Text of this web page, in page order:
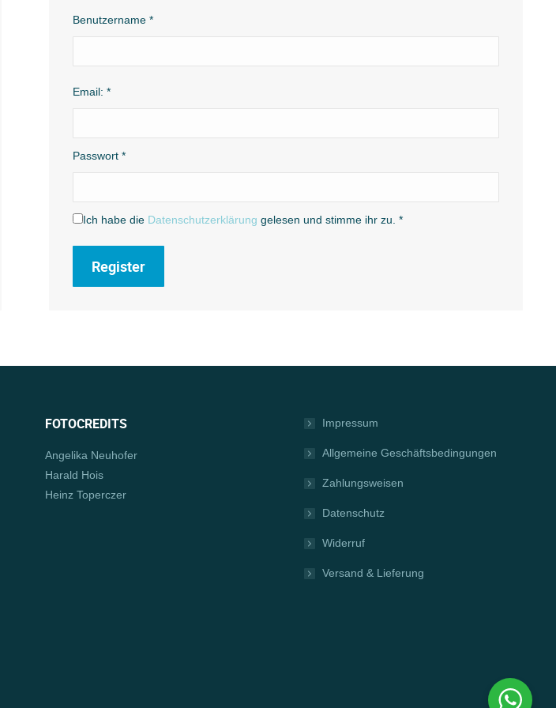
Benutzername *
Email: *
Passwort *
Ich habe die Datenschutzerklärung gelesen und stimme ihr zu. *
Register
FOTOCREDITS
Angelika Neuhofer
Harald Hois
Heinz Toperczer
Impressum
Allgemeine Geschäftsbedingungen
Zahlungsweisen
Datenschutz
Widerruf
Versand & Lieferung